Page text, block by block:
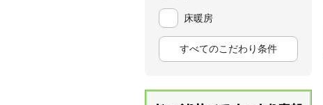
床暖房
すべてのこだわり条件